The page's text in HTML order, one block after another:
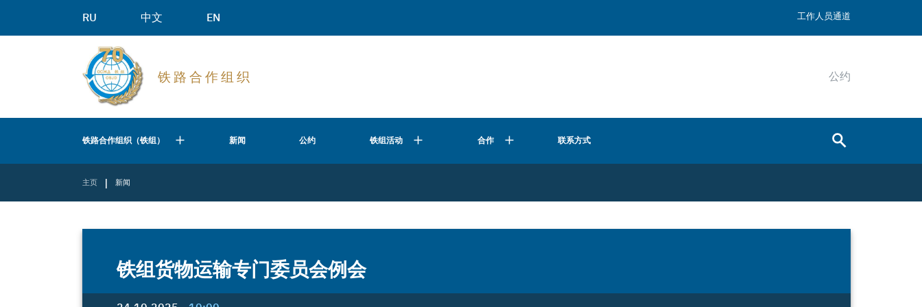
RU 中文 EN 工作人员通道
铁 路 合 作 组 织 公约
铁路合作组织（铁组） 新闻 公约 铁组活动 合作 联系方式
主页 | 新闻
铁组货物运输专门委员会例会